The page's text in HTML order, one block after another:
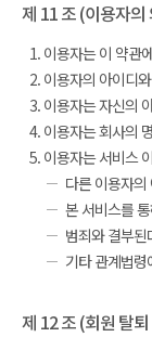
제 11 조 (이용자의
이용자는 이 약관
이용자의 아이디
이용자는 자신의
이용자는 회사의
이용자는 서비스
다른 이용자
본 서비스를
범죄와 결부
기타 관계법
제 12 조 (회원 탈